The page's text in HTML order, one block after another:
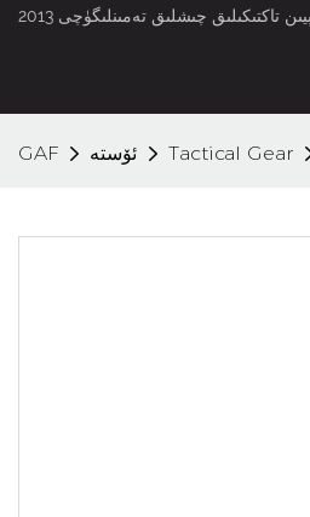
چىشلىق تەمىنلىگۈچى 2013
GAF ئۆستە Tactical Gear